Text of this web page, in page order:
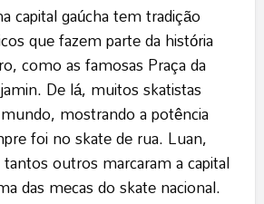
capital gaúcha tem tradição
que fazem parte da história
como as famosas Praça da
De lá, muitos skatistas
mostrando a potência
foi no skate de rua. Luan,
outros marcaram a capital
das mecas do skate nacional.